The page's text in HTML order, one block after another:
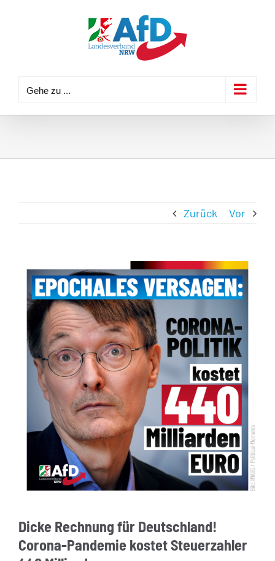
Gehe zu ...
Zurück Vor
Dicke Rechnung für Deutschland!
Corona-Pandemie kostet Steuerzahler